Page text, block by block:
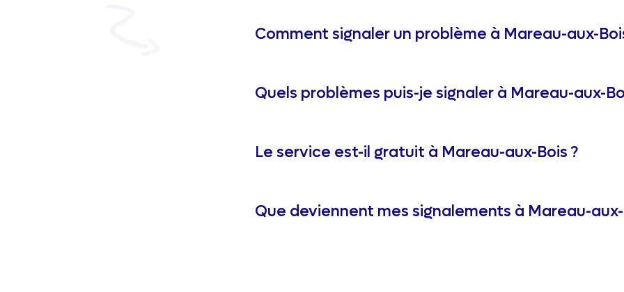
Comment signaler un problème à Mareau-aux-
Quels problèmes puis-je signaler à Mareau-aux-
Le service est-il gratuit à Mareau-aux-Bois ?
Que deviennent mes signalements à Mareau-aux-